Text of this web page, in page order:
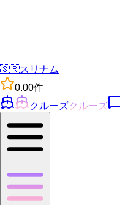
🇸🇷スリナム
0.00件
クルーズクルーズ